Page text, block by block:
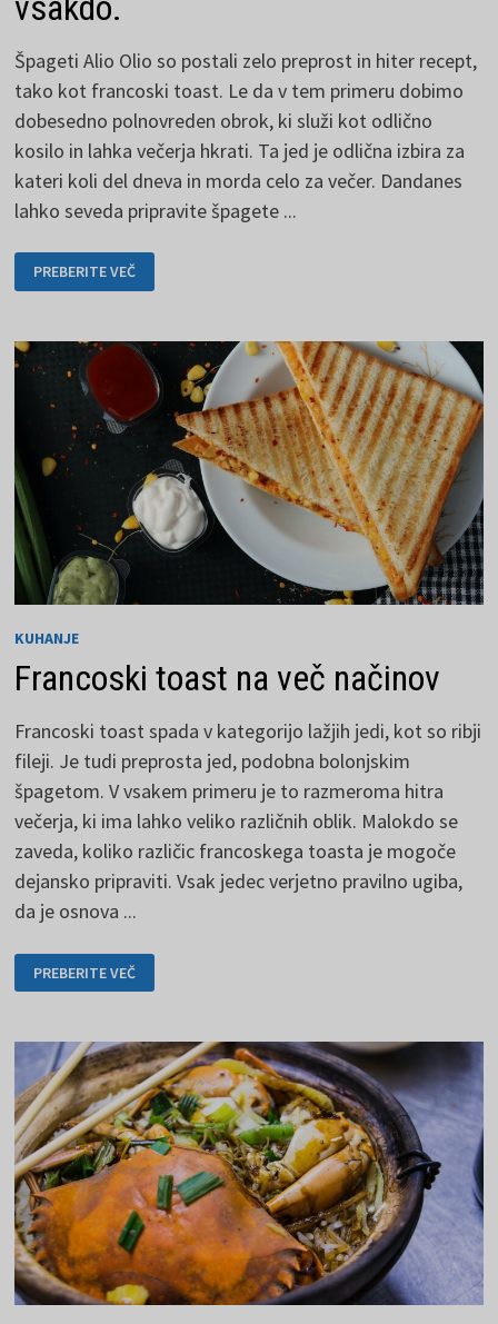
Špageti Alio Olio so postali zelo preprost in hiter recept,
tako kot francoski toast. Le da v tem primeru dobimo
dobesedno polnovreden obrok, ki služi kot odlično
kosilo in lahka večerja hkrati. Ta jed je odlična izbira za
kateri koli del dneva in morda celo za večer. Dandanes
lahko seveda pripravite špagete ...
ŠPAGETE
ALIO
OLIO
VSAKDO.
PREBERITE VEČ
KUHANJE
Francoski toast na več načinov
Francoski toast spada v kategorijo lažjih jedi, kot so ribji
fileji. Je tudi preprosta jed, podobna bolonjskim
špagetom. V vsakem primeru je to razmeroma hitra
večerja, ki ima lahko veliko različnih oblik. Malokdo se
zaveda, koliko različic francoskega toasta je mogoče
dejansko pripraviti. Vsak jedec verjetno pravilno ugiba,
da je osnova ...
TOAST
NA
PREBERITE VEČ